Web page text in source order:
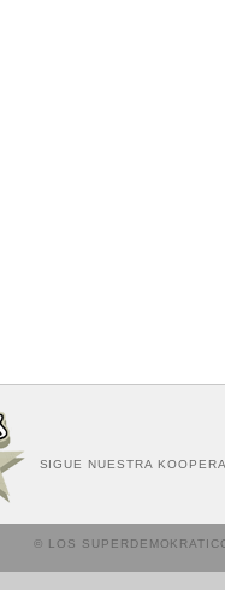
SIGUE NUESTRA
© LOS